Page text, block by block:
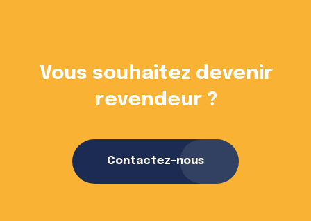
Vous souhaitez devenir
revendeur ?
Contactez-nous